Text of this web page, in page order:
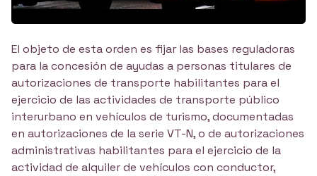
El objeto de esta orden es fijar las bases reguladoras
para la concesión de ayudas a personas titulares de
autorizaciones de transporte habilitantes para el
ejercicio de las actividades de transporte público
interurbano en vehículos de turismo, documentadas
en autorizaciones de la serie VT-N, o de autorizaciones
administrativas habilitantes para el ejercicio de la
actividad de alquiler de vehículos con conductor,